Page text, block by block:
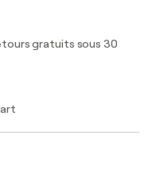
gratuits sous 30